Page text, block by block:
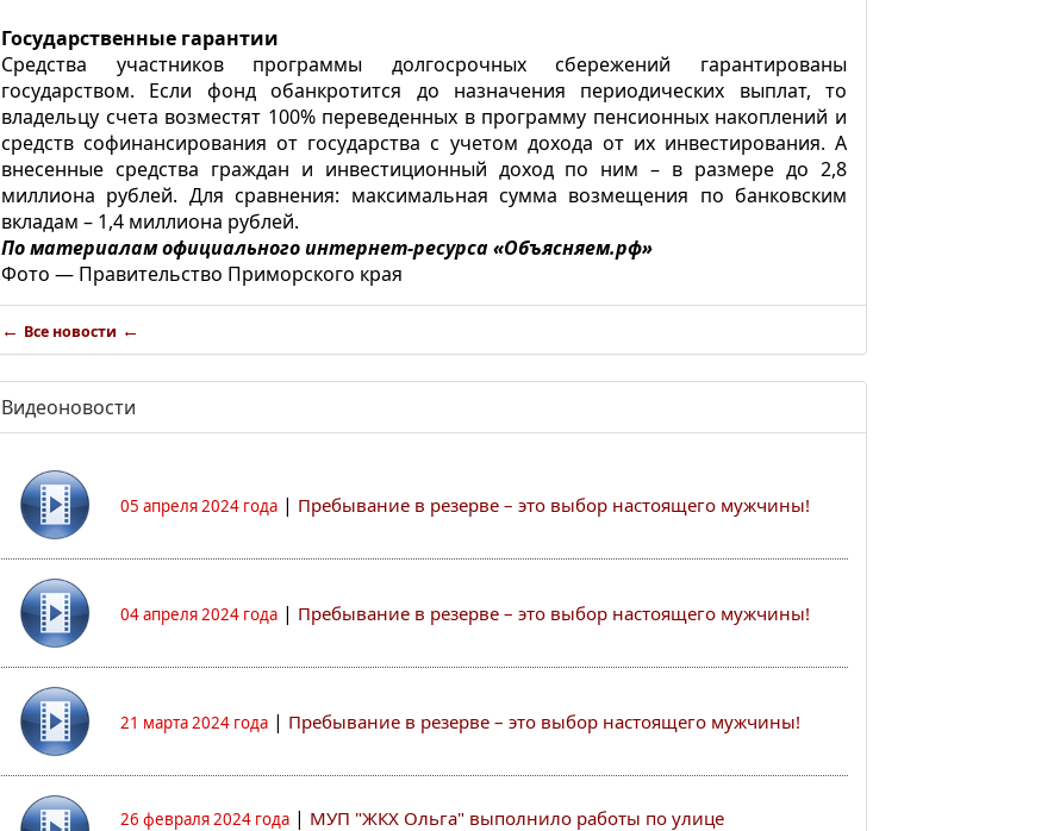
Государственные гарантии
Средства участников программы долгосрочных сбережений гарантированы
государством. Если фонд обанкротится до назначения периодических выплат, то
владельцу счета возместят 100% переведенных в программу пенсионных накоплений и
средств софинансирования от государства с учетом дохода от их инвестирования. А
внесенные средства граждан и инвестиционный доход по ним – в размере до 2,8
миллиона рублей. Для сравнения: максимальная сумма возмещения по банковским
вкладам – 1,4 миллиона рублей.
По материалам официального интернет-ресурса «Объясняем.рф»
Фото — Правительство Приморского края
← Все новости ←
Видеоновости
05 апреля 2024 года | Пребывание в резерве – это выбор настоящего мужчины!
04 апреля 2024 года | Пребывание в резерве – это выбор настоящего мужчины!
21 марта 2024 года | Пребывание в резерве – это выбор настоящего мужчины!
26 февраля 2024 года | МУП "ЖКХ Ольга" выполнило работы по улице